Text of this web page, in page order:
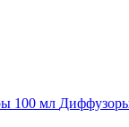
100 мл